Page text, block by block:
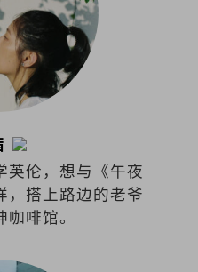
英伦，想与《午夜
，搭上路边的老爷
啡馆。